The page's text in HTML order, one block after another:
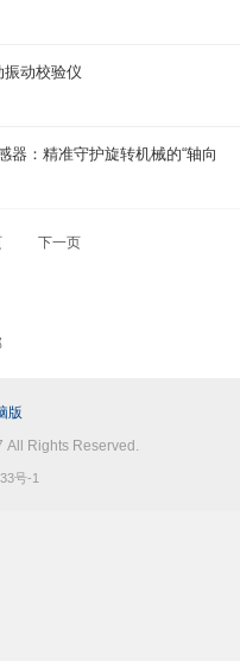
动校验仪
器：精准守护旋转机械的“轴向
下一页
版
All Rights Reserved.
号-1